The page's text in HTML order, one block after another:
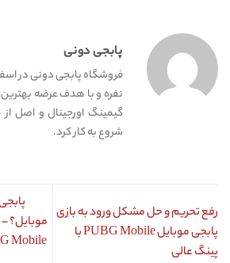
پابجی دونی
نفره و با هدف عرضه
گیمینگ اورجینال و اصل از
شروع به کار کرد.
رفع تحریم و حل مشکل ورود به بازی
پابجی موبایل PUBG Mobile با
پینگ عالی
موبایل؟